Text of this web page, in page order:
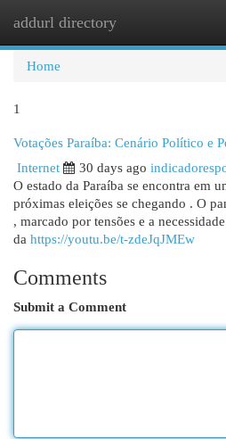
addurl directory
Home
1
Votações Paraíba: Cenário Político e
Internet
30 days ago
O estado da Paraíba se encontra em
próximas eleições se chegando . O
, marcado por tensões e a
da https://youtu.be/t-zdeJqJMEw
Comments
Submit a Comment